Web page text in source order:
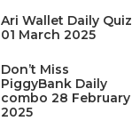
Ari Wallet Daily Quiz
01 March 2025
Don’t Miss
PiggyBank Daily
combo 28 February
2025